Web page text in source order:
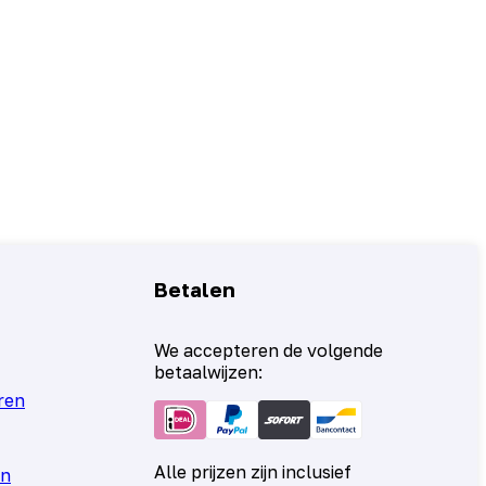
Betalen
We accepteren de volgende
betaalwijzen:
Alle prijzen zijn inclusief